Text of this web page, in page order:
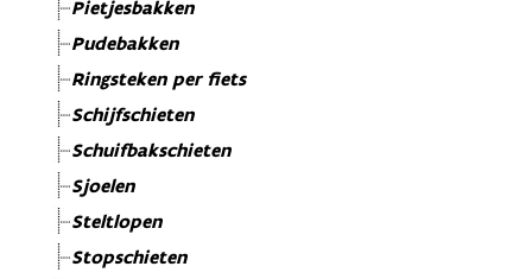
Pietjesbakken
Pudebakken
Ringsteken per fiets
Schijfschieten
Schuifbakschieten
Sjoelen
Steltlopen
Stopschieten